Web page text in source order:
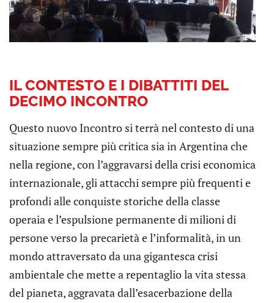
IL CONTESTO E I DIBATTITI DEL
DECIMO INCONTRO
Questo nuovo Incontro si terrà nel contesto di una
situazione sempre più critica sia in Argentina che
nella regione, con l’aggravarsi della crisi economica
internazionale, gli attacchi sempre più frequenti e
profondi alle conquiste storiche della classe
operaia e l’espulsione permanente di milioni di
persone verso la precarietà e l’informalità, in un
mondo attraversato da una gigantesca crisi
ambientale che mette a repentaglio la vita stessa
del pianeta, aggravata dall’esacerbazione della